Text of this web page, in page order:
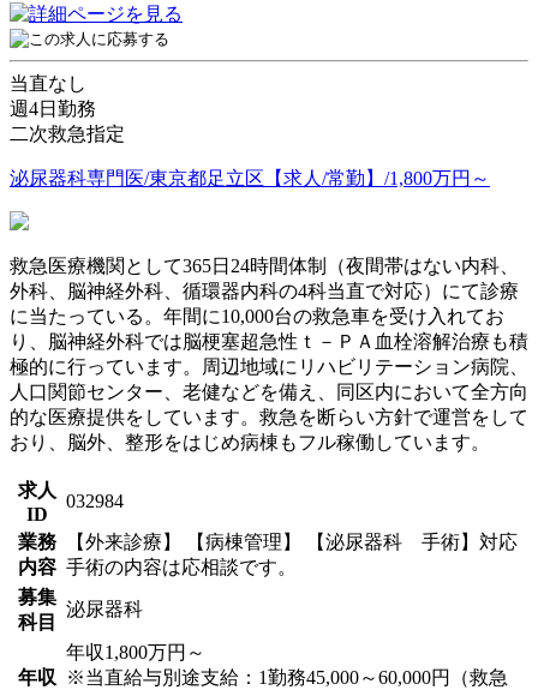
当直なし
週4日勤務
二次救急指定
泌尿器科専門医/東京都足立区【求人/常勤】/1,800万円～
救急医療機関として365日24時間体制（夜間帯はない内科、
外科、脳神経外科、循環器内科の4科当直で対応）にて診療
に当たっている。年間に10,000台の救急車を受け入れてお
り、脳神経外科では脳梗塞超急性ｔ－ＰＡ血栓溶解治療も積
極的に行っています。周辺地域にリハビリテーション病院、
人口関節センター、老健などを備え、同区内において全方向
的な医療提供をしています。救急を断らい方針で運営をして
おり、脳外、整形をはじめ病棟もフル稼働しています。
求人
ID
032984
業務
内容
【外来診療】 【病棟管理】 【泌尿器科 手術】対応
手術の内容は応相談です。
募集
科目
泌尿器科
年収
年収1,800万円～
※当直給与別途支給：1勤務45,000～60,000円（救急